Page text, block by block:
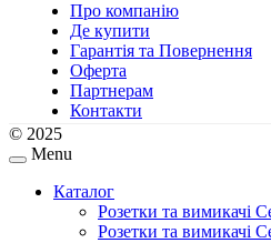
Про компанію
Де купити
Гарантія та Повернення
Оферта
Партнерам
Контакти
© 2025
Menu
Каталог
Розетки та вимикачі
Розетки та вимикачі